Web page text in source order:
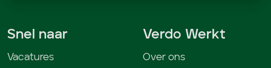
Snel naar
Vacatures
Verdo Werkt
Over ons